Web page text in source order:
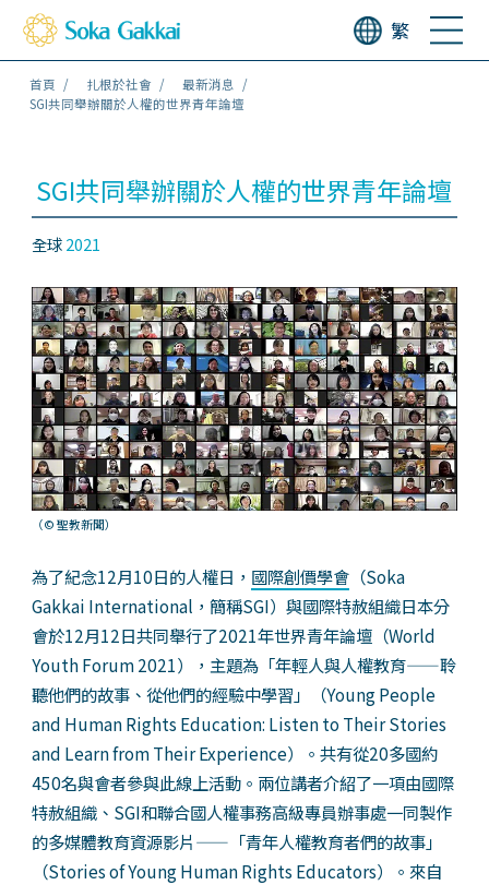
繁
首頁 扎根於社會
最新消息
SGI共同舉辦關於人權的世界青年論壇
SGI共同舉辦關於人權的世界青年論壇
全球2021
（© 聖教新聞）
為了紀念12月10日的人權日， 國際創價學會（Soka
Gakkai International，簡稱SGI）與國際特赦組織日本分
會於12月12日共同舉行了2021年世界青年論壇（World
Youth Forum 2021），主題為「年輕人與人權教育——聆
聽他們的故事、從他們的經驗中學習」（Young People
and Human Rights Education: Listen to Their Stories
and Learn from Their Experience）。共有從20多國約
450名與會者參與此線上活動。兩位講者介紹了一項由國際
特赦組織、SGI和聯合國人權事務高級專員辦事處一同製作
的多媒體教育資源影片——「青年人權教育者們的故事」
（Stories of Young Human Rights Educators）。來自